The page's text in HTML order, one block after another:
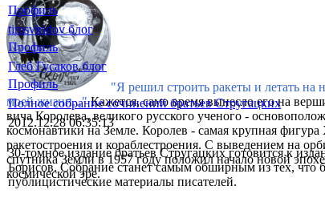
"Я решил строить ракеты и летать на
моей жизни..."Кажется, само время вынесло его на
вича Королева, великого русского ученого -
космонавтики на Земле. Королев - самая крупная фигура
ракетостроения и кораблестроения. С выведением на
спутника Земли в 1957 году положил начало новой
космической эре.
Профиль
timsviridov блог
Профиль
Глеб Гусаков блог
Профиль
Полное собрание сочинений братьев Стругацких
2012.12.28 06:35:13
30-томное издание братьев Стругацких готовится к
Борисов. Собрание станет самым обширным из тех, что
публицистические материалы писателей.